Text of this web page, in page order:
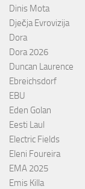
Dinis Mota
Dječja Evrovizija
Dora
Dora 2026
Duncan Laurence
Ebreichsdorf
EBU
Eden Golan
Eesti Laul
Electric Fields
Eleni Foureira
EMA 2025
Emis Killa